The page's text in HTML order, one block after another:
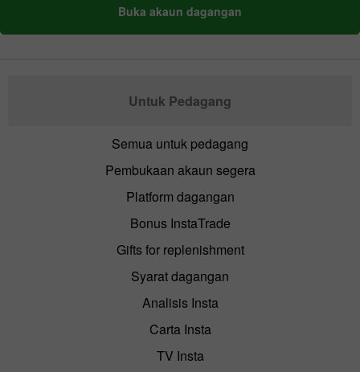
Buka akaun dagangan
Untuk Pedagang
Semua untuk pedagang
Pembukaan akaun segera
Platform dagangan
Bonus InstaTrade
Gifts for replenishment
Syarat dagangan
Analisis Insta
Carta Insta
TV Insta